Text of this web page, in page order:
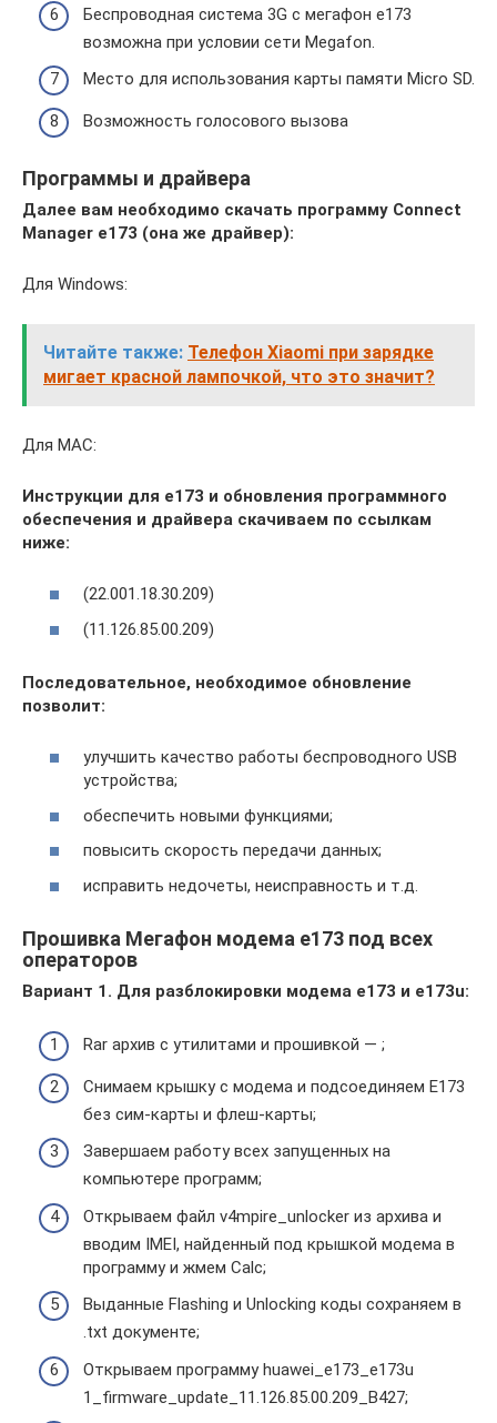
Беспроводная система 3G с мегафон e173
возможна при условии сети Megafon.
Место для использования карты памяти Micro SD.
Возможность голосового вызова
Программы и драйвера
Далее вам необходимо скачать программу Connect
Manager e173 (она же драйвер):
Для Windows:
Читайте также: Телефон Xiaomi при зарядке
мигает красной лампочкой, что это значит?
Для MAC:
Инструкции для e173 и обновления программного
обеспечения и драйвера скачиваем по ссылкам
ниже:
(22.001.18.30.209)
(11.126.85.00.209)
Последовательное, необходимое обновление
позволит:
улучшить качество работы беспроводного USB
устройства;
обеспечить новыми функциями;
повысить скорость передачи данных;
исправить недочеты, неисправность и т.д.
Прошивка Мегафон модема е173 под всех
операторов
Вариант 1. Для разблокировки модема е173 и e173u:
Rar архив с утилитами и прошивкой — ;
Снимаем крышку с модема и подсоединяем E173
без сим-карты и флеш-карты;
Завершаем работу всех запущенных на
компьютере программ;
Открываем файл v4mpire_unlocker из архива и
вводим IMEI, найденный под крышкой модема в
программу и жмем Calc;
Выданные Flashing и Unlocking коды сохраняем в
.txt документе;
Открываем программу huawei_e173_e173u
1_firmware_update_11.126.85.00.209_B427;